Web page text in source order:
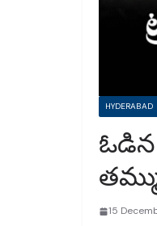
HYDERABAD
ఓడిన
15